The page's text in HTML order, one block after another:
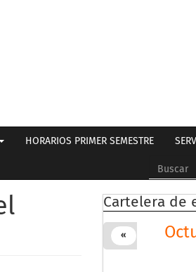
HORARIOS PRIMER SEMESTRE
de
Cartelera de
«